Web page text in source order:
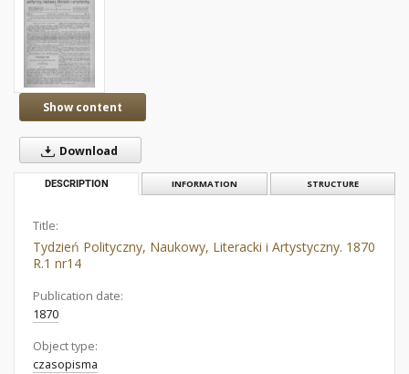
Show content
Download
DESCRIPTION INFORMATION STRUCTURE
Title:
Tydzień Polityczny, Naukowy, Literacki i Artystyczny. 1870
R.1 nr14
Publication date:
1870
Object type:
czasopisma